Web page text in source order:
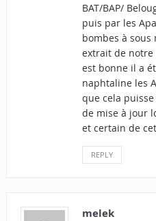
BAT/BAP/
puis par les
bombes à
extrait de notre
est bonne il a
naphtaline les
que cela
de mise à jour
et certain de
REPLY
melek